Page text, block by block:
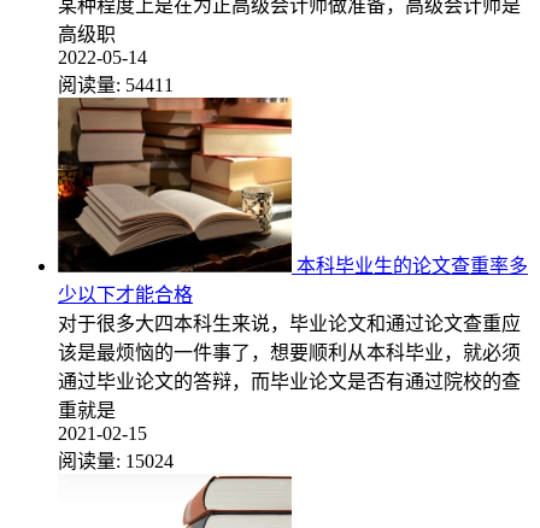
某种程度上是在为正高级会计师做准备，高级会计师是
高级职
2022-05-14
阅读量: 54411
本科毕业生的论文查重率多
少以下才能合格
对于很多大四本科生来说，毕业论文和通过论文查重应
该是最烦恼的一件事了，想要顺利从本科毕业，就必须
通过毕业论文的答辩，而毕业论文是否有通过院校的查
重就是
2021-02-15
阅读量: 15024